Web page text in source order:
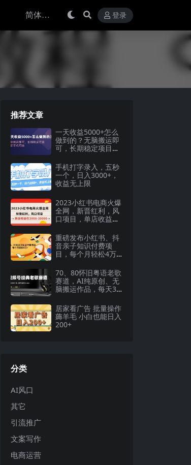
登录
推荐文章
一天收益5000+怎么
做到的？无脑搬运即
可，长期稳定项目，
手机打字录入，五秒
一个，日入3000+，
收益无上限
2023小红书电商火爆
全网，新晋红利，风
口项目，单店收益在
重磅发布小红书、抖
音亲子知识付费项
目，每个月轻松4万+
70、80怀旧粤语老歌
赛道，AI纯原创、无
脑搬运作品，每天3
成计划日入1000+
居家看广告 批量操作
薅羊毛 小白也能日入
200+
分类
AI风口
其它
引流推广
文案写作
电商运营